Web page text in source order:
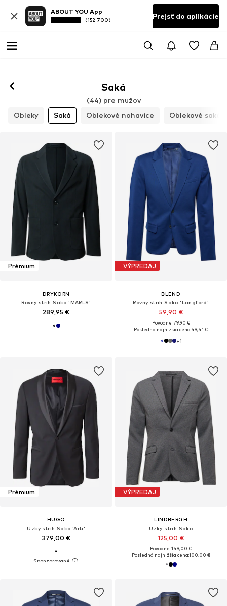
ABOUT YOU App
(152 700) Prejsť do aplikácie
Saká
(44) pre mužov
Obleky
Saká Oblekové nohavice Oblekové saká
Prémium
DRYKORN
Rovný strih Sako 'MARLS'
289,95 €
VÝPREDAJ
BLEND
Rovný strih Sako 'Langford'
59,90 €
Pôvodne: 79,90 €
Posledná najnižšia cena:49,41 €
+1
Prémium
HUGO
Úzky strih Sako 'Arti'
379,00 €
VÝPREDAJ
LINDBERGH
Úzky strih Sako
125,00 €
Pôvodne: 149,00 €
Posledná najnižšia cena:100,00 €